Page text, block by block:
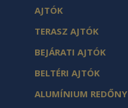
AJTÓK
TERASZ AJTÓK
BEJÁRATI AJTÓK
BELTÉRI AJTÓK
ALUMÍNIUM REDŐNY